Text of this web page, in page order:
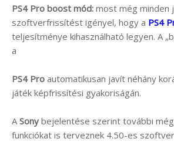
PS4 Pro boost mód: most még minden
szoftverfrissítést igényel, hogy a PS4
teljesítménye kihasználható legyen. A
a
PS4 Pro automatikusan javít néhány
játék képfrissítési gyakoriságán.
ASony bejelentése szerint további
funkciókat is terveznek 4.50-es